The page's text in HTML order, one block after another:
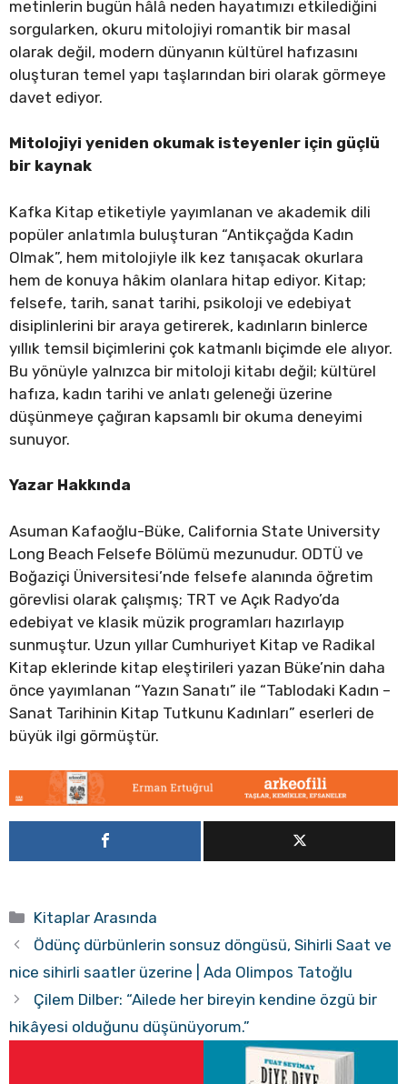
metinlerin bugün hâlâ neden hayatımızı etkilediğini
sorgularken, okuru mitolojiyi romantik bir masal
olarak değil, modern dünyanın kültürel hafızasını
oluşturan temel yapı taşlarından biri olarak görmeye
davet ediyor.
Mitolojiyi yeniden okumak isteyenler için güçlü
bir kaynak
Kafka Kitap etiketiyle yayımlanan ve akademik dili
popüler anlatımla buluşturan “Antikçağda Kadın
Olmak”, hem mitolojiyle ilk kez tanışacak okurlara
hem de konuya hâkim olanlara hitap ediyor. Kitap;
felsefe, tarih, sanat tarihi, psikoloji ve edebiyat
disiplinlerini bir araya getirerek, kadınların binlerce
yıllık temsil biçimlerini çok katmanlı biçimde ele alıyor.
Bu yönüyle yalnızca bir mitoloji kitabı değil; kültürel
hafıza, kadın tarihi ve anlatı geleneği üzerine
düşünmeye çağıran kapsamlı bir okuma deneyimi
sunuyor.
Yazar Hakkında
Asuman Kafaoğlu-Büke, California State University
Long Beach Felsefe Bölümü mezunudur. ODTÜ ve
Boğaziçi Üniversitesi’nde felsefe alanında öğretim
görevlisi olarak çalışmış; TRT ve Açık Radyo’da
edebiyat ve klasik müzik programları hazırlayıp
sunmuştur. Uzun yıllar Cumhuriyet Kitap ve Radikal
Kitap eklerinde kitap eleştirileri yazan Büke’nin daha
önce yayımlanan “Yazın Sanatı” ile “Tablodaki Kadın –
Sanat Tarihinin Kitap Tutkunu Kadınları” eserleri de
büyük ilgi görmüştür.
Kategoriler
Kitaplar Arasında
Ödünç dürbünlerin sonsuz döngüsü, Sihirli Saat ve
nice sihirli saatler üzerine | Ada Olimpos Tatoğlu
Çilem Dilber: “Ailede her bireyin kendine özgü bir
hikâyesi olduğunu düşünüyorum.”